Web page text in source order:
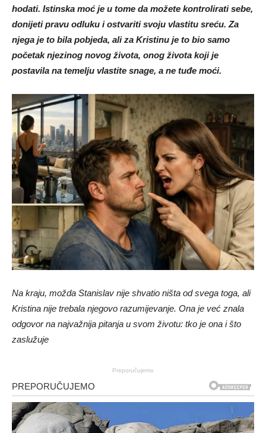
hodati. Istinska moć je u tome da možete kontrolirati sebe,
donijeti pravu odluku i ostvariti svoju vlastitu sreću. Za
njega je to bila pobjeda, ali za Kristinu je to bio samo
početak njezinog novog života, onog života koji je
postavila na temelju vlastite snage, a ne tuđe moći.
Na kraju, možda Stanislav nije shvatio ništa od svega toga, ali
Kristina nije trebala njegovo razumijevanje. Ona je već znala
odgovor na najvažnija pitanja u svom životu: tko je ona i što
zaslužuje
Preporučujemo